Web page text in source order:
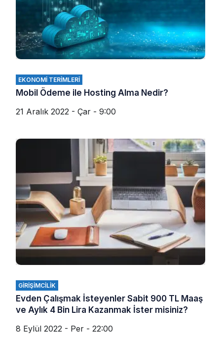
EKONOMI TERIMLERI
Mobil Ödeme ile Hosting Alma Nedir?
21 Aralık 2022 - Çar - 9:00
GIRIŞIMCILIK
Evden Çalışmak İsteyenler Sabit 900 TL Maaş
ve Aylık 4 Bin Lira Kazanmak İster misiniz?
8 Eylül 2022 - Per - 22:00